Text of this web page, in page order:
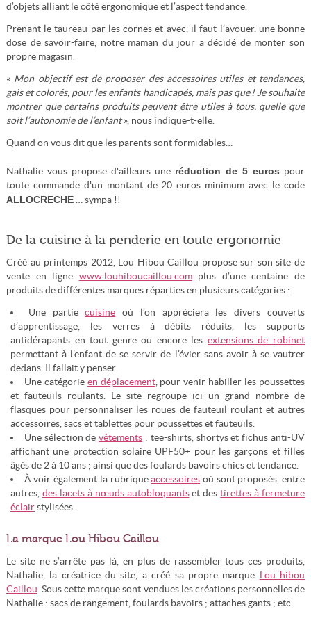
d’objets alliant le côté ergonomique et l’aspect tendance.
Prenant le taureau par les cornes et avec, il faut l’avouer, une bonne
dose de savoir-faire, notre maman du jour a décidé de monter son
propre magasin.
« Mon objectif est de proposer des accessoires utiles et tendances,
gais et colorés, pour les enfants handicapés, mais pas que ! Je souhaite
montrer que certains produits peuvent être utiles à tous, quelle que
soit l’autonomie de l’enfant», nous indique-t-elle.
Quand on vous dit que les parents sont formidables…
Nathalie vous propose d'ailleurs une réduction de 5 euros pour
toute commande d'un montant de 20 euros minimum avec le code
ALLOCRECHE… sympa !!
De la cuisine à la penderie en toute ergonomie
Créé au printemps 2012, Lou Hibou Caillou propose sur son site de
vente en ligne www.louhiboucaillou.complus d’une centaine de
produits de différentes marques réparties en plusieurs catégories :
Une partiecuisine où l’on appréciera les divers couverts
d’apprentissage, les verres à débits réduits, les supports
antidérapants en tout genre ou encore les extensions de robinet
permettant à l’enfant de se servir de l’évier sans avoir à se vautrer
dedans. Il fallait y penser.
Une catégorie en déplacement, pour venir habiller les poussettes
et fauteuils roulants. Le site regroupe ici un grand nombre de
flasques pour personnaliser les roues de fauteuil roulant et autres
accessoires, sacs et tablettes pour poussettes et fauteuils.
Une sélection devêtements : tee-shirts, shortys et fichus anti-UV
affichant une protection solaire UPF50+ pour les garçons et filles
âgés de 2 à 10 ans ; ainsi que des foulards bavoirs chics et tendance.
À voir également la rubriqueaccessoires où sont proposés, entre
autres, des lacets à nœuds autobloquantset destirettes à fermeture
éclairstylisées.
La marque Lou Hibou Caillou
Le site ne s’arrête pas là, en plus de rassembler tous ces produits,
Nathalie, la créatrice du site, a créé sa propre marque Lou hibou
Caillou. Sous cette marque sont vendues les créations personnelles de
Nathalie : sacs de rangement, foulards bavoirs ; attaches gants ; etc.